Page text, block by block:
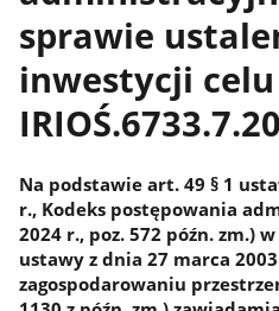
sprawie
inwestycji
Na podstawie art. 49 § 1
r., Kodeks postępowania
2024 r., poz. 572 późn. zm.)
ustawy z dnia 27 marca
zagospodarowaniu